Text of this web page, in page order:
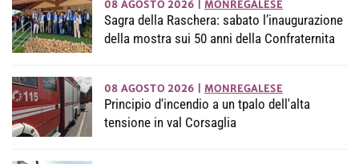
08 AGOSTO 2026 MONREGALESE
Sagra della Raschera: sabato l’inaugurazione
della mostra sui 50 anni della Confraternita
08 AGOSTO 2026 MONREGALESE
Principio d'incendio a un tpalo dell'alta
tensione in val Corsaglia